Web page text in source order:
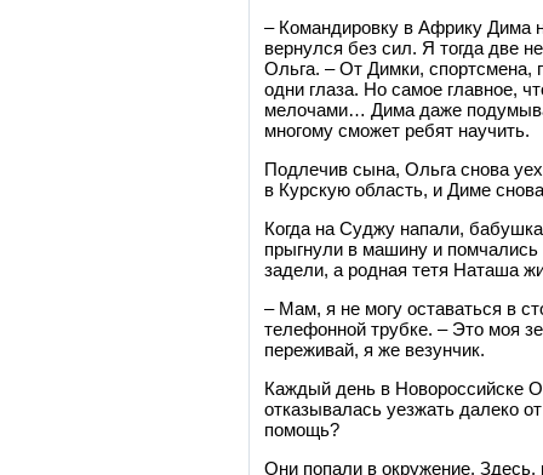
– Командировку в Африку Дима
вернулся без сил. Я тогда две
Ольга. – От Димки, спортсмена,
одни глаза. Но самое главное,
мелочами… Дима даже
многому сможет ребят научить.
Подлечив сына, Ольга снова
в Курскую область, и Диме
Когда на Суджу напали,
прыгнули в машину и
задели, а родная тетя Наташа
– Мам, я не могу оставаться в
телефонной трубке. – Это моя
переживай, я же везунчик.
Каждый день в Новороссийске
отказывалась уезжать далеко
помощь?
Они попали в окружение. Здесь,